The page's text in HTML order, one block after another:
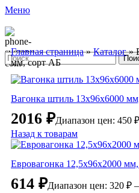
Меню
Главная страница»Каталог»
мм, сорт АБ
Вагонка штиль 13х96х6000
2016 ₽Диапазон цен: 450
Назад к товарам
Евровагонка 12,5х96х2000
614 ₽Диапазон цен: 320 ₽